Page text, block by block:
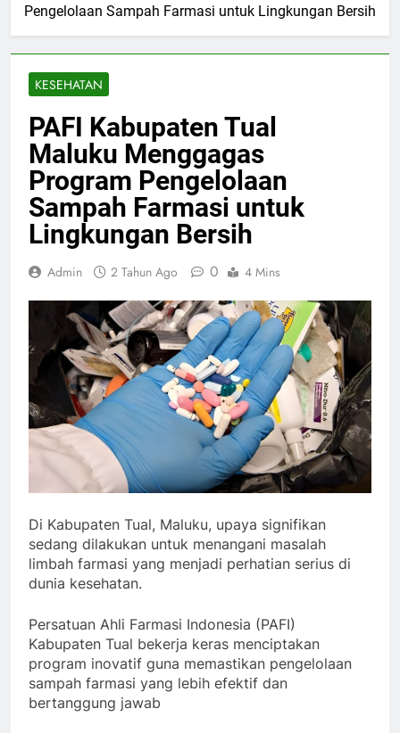
Pengelolaan Sampah Farmasi untuk Lingkungan Bersih
KESEHATAN
PAFI Kabupaten Tual
Maluku Menggagas
Program Pengelolaan
Sampah Farmasi untuk
Lingkungan Bersih
Admin 2 Tahun Ago 0 4 Mins
Di Kabupaten Tual, Maluku, upaya signifikan
sedang dilakukan untuk menangani masalah
limbah farmasi yang menjadi perhatian serius di
dunia kesehatan.
Persatuan Ahli Farmasi Indonesia (PAFI)
Kabupaten Tual bekerja keras menciptakan
program inovatif guna memastikan pengelolaan
sampah farmasi yang lebih efektif dan
bertanggung jawab